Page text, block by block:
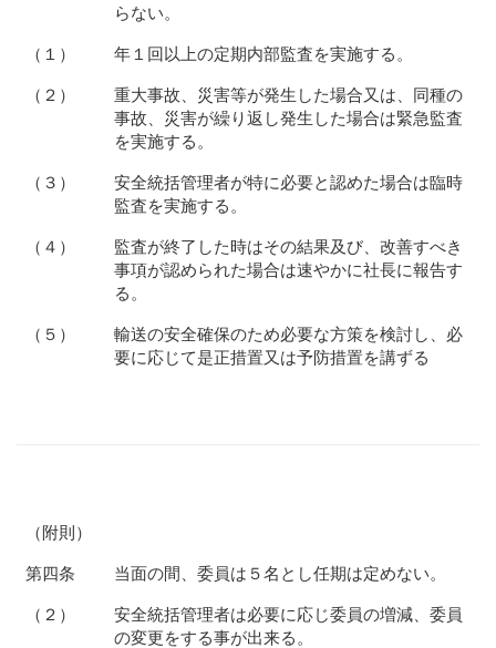
らない。
（１） 年１回以上の定期内部監査を実施する。
（２）
重大事故、災害等が発生した場合又は、同種の
事故、災害が繰り返し発生した場合は緊急監査
を実施する。
（３）
安全統括管理者が特に必要と認めた場合は臨時
監査を実施する。
（４）
監査が終了した時はその結果及び、改善すべき
事項が認められた場合は速やかに社長に報告す
る。
（５）
輸送の安全確保のため必要な方策を検討し、必
要に応じて是正措置又は予防措置を講ずる
（附則）
第四条 当面の間、委員は５名とし任期は定めない。
（２）
安全統括管理者は必要に応じ委員の増減、委員
の変更をする事が出来る。